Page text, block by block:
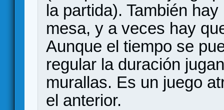
la partida). También
mesa, y a veces hay
Aunque el tiempo se
regular la duración
murallas. Es un juego
el anterior.